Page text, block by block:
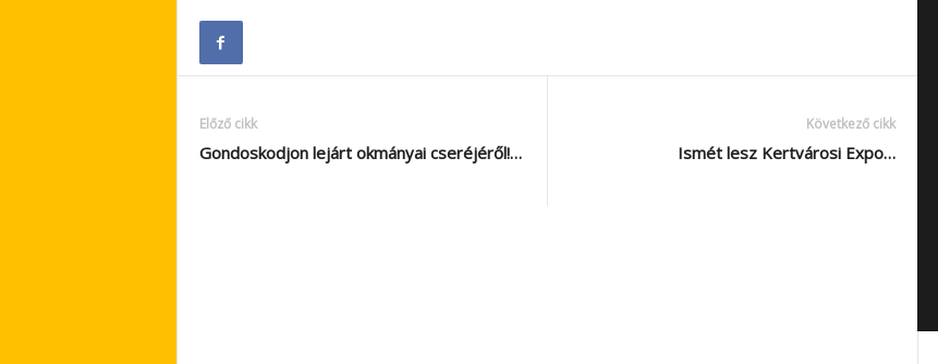
Előző cikk
Gondoskodjon lejárt okmányai cseréjéről!…
Következő cikk
Ismét lesz Kertvárosi Expo…